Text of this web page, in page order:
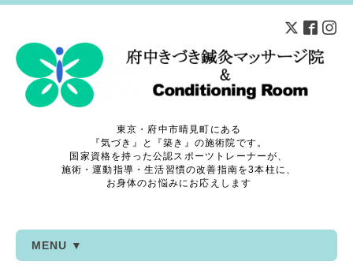
東京・府中市晴見町にある
『気づき』と『築き』の施術院です。
国家資格を持った公認スポーツトレーナーが、
施術・運動指導・生活習慣の改善指南を3本柱に、
お身体のお悩みにお応えします
MENU ▼